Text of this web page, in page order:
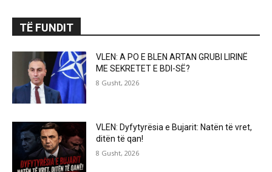
TË FUNDIT
VLEN: A PO E BLEN ARTAN GRUBI LIRINË
ME SEKRETET E BDI-SË?
8 Gusht, 2026
VLEN: Dyfytyrësia e Bujarit: Natën të vret,
ditën të qan!
8 Gusht, 2026